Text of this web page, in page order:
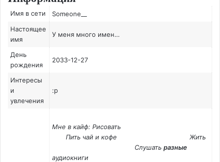
Имя в сети
Someone__
Настоящее
имя
У меня много имен…
День
рождения
2033-12-27
Интересы
и
увлечения
:р
Мне в кайф: Рисовать
Пить чай и кофе Жить
Слушатьразные
аудиокниги